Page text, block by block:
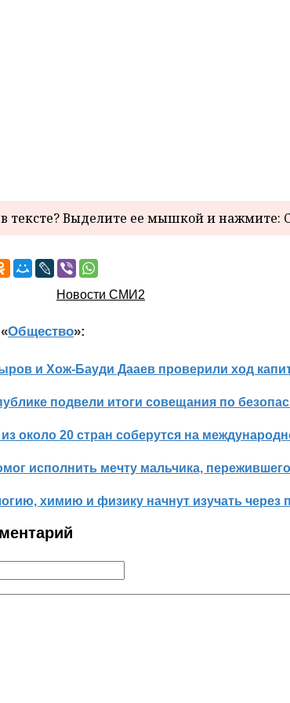
тексте? Выделите ее мышкой и нажмите:
Новости СМИ2
Общество»:
и Хож-Бауди Дааев проверили ход
подвели итоги совещания по
из около 20 стран соберутся на
исполнить мечту мальчика,
химию и физику начнут изучать